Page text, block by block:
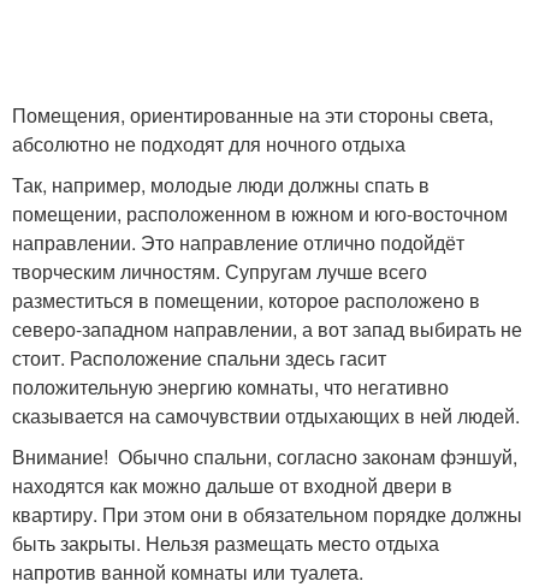
Помещения, ориентированные на эти стороны света,
абсолютно не подходят для ночного отдыха
Так, например, молодые люди должны спать в
помещении, расположенном в южном и юго-восточном
направлении. Это направление отлично подойдёт
творческим личностям. Супругам лучше всего
разместиться в помещении, которое расположено в
северо-западном направлении, а вот запад выбирать не
стоит. Расположение спальни здесь гасит
положительную энергию комнаты, что негативно
сказывается на самочувствии отдыхающих в ней людей.
Внимание! Обычно спальни, согласно законам фэншуй,
находятся как можно дальше от входной двери в
квартиру. При этом они в обязательном порядке должны
быть закрыты. Нельзя размещать место отдыха
напротив ванной комнаты или туалета.